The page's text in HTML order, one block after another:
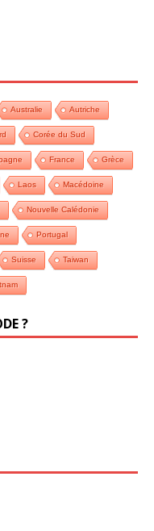
Australie Autriche
Corée du Sud
France Grèce
Laos Macédoine
Nouvelle Calédonie
Portugal
Suisse Taiwan
?